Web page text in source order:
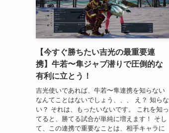
【今すぐ勝ちたい吉光の最重要連
携】牛若〜隼ジャブ潜りで圧倒的な
有利に立とう！
吉光使いであれば、牛若〜隼連携を知らない
なんてことはないでしょう、、、 え？ 知らな
い？ それは、もったいないです。 これを知っ
てると、勝てる試合が単純に増えます！ そし
て、この連携で重要なことは、相手キャラに